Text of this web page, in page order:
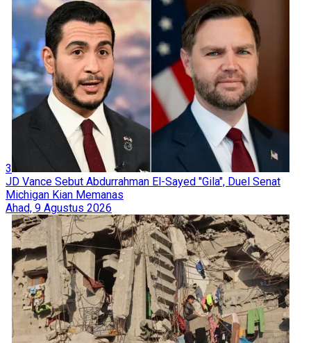
3
JD Vance Sebut Abdurrahman El-Sayed "Gila", Duel Senat
Michigan Kian Memanas
Ahad, 9 Agustus 2026